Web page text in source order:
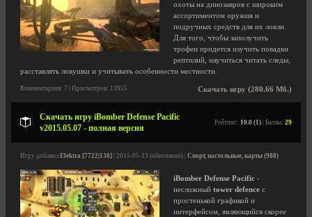
охоты на динозавров c широким
ассортиментом оружия и
подручных средств для их ловли.
Для того, чтобы заполучить
трофеи придется изучить повадки
рептилий, научиться читать следы,
расставлять ловушки и учитывать особенности местности.
Скачать игру (280.66 Мб.)
Комментариев: 7 | Просмотров: 13955
Скачать игру iBomber Defense Pacific
v2015.05.07 - полная версия
Рейтинг: 10.0 (1) | Баллы: 29
Игру добавил Elektra [7722|138] | 2015-05-13 (обновлено) | Спорт, настольные, карты (988)
iBomber Defense Pacific -
несложный tower defence с
простенькой графикой и
интерфейсом, являющийся скорее